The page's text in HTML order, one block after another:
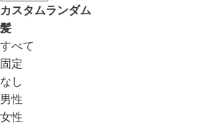
カスタムランダム
髪
すべて
固定
なし
男性
女性